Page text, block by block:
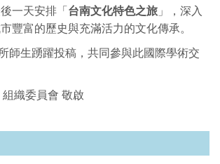
一天安排「 台南文化特色之旅 」，深入
豐富的歷史與充滿活力的文化傳承。
師生踴躍投稿，共同參與此國際學術交
組織委員會 敬啟